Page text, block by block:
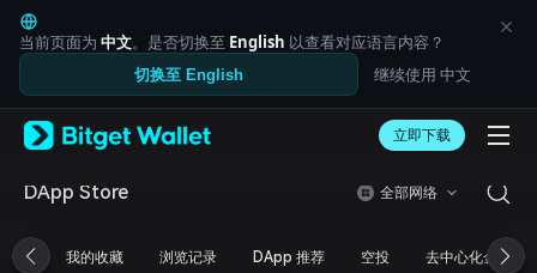
English
日本語
Tiếng Việt
Русский
Español (Latinoamérica)
Türkçe
Français
简体中文
繁體中文
当前页面为 中文。是否切换至 English 以查看对应语言内容？
切换至 English 继续使用 中文
立即下载
DApp Store 全部网络
我的收藏 浏览记录 DApp 推荐 空投 去中心化金融